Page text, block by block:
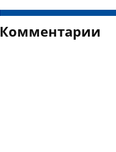
Комментарии